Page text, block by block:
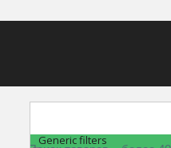
Generic filters